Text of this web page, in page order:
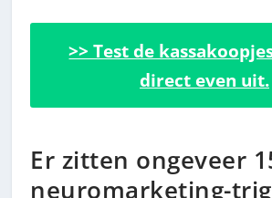
>> Test de
direct even uit.
Er zitten ongeveer
neuromarketing-